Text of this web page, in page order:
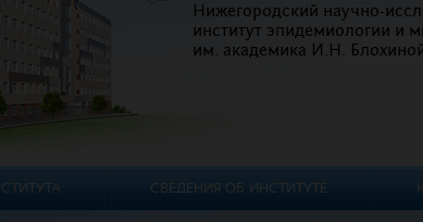
Нижегородский научно-
институт эпидемиологии и
им. академика И.Н.
СВЕДЕНИЯ ОБ ИНСТИТУТЕ